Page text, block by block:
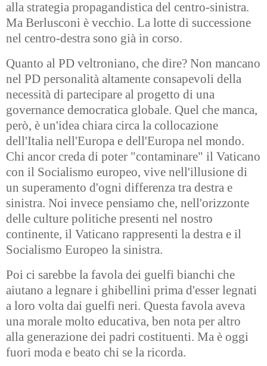
alla strategia propagandistica del centro-sinistra.
Ma Berlusconi è vecchio. La lotte di successione
nel centro-destra sono già in corso.
Quanto al PD veltroniano, che dire? Non mancano
nel PD personalità altamente consapevoli della
necessità di partecipare al progetto di una
governance democratica globale. Quel che manca,
però, è un'idea chiara circa la collocazione
dell'Italia nell'Europa e dell'Europa nel mondo.
Chi ancor creda di poter "contaminare" il Vaticano
con il Socialismo europeo, vive nell'illusione di
un superamento d'ogni differenza tra destra e
sinistra. Noi invece pensiamo che, nell'orizzonte
delle culture politiche presenti nel nostro
continente, il Vaticano rappresenti la destra e il
Socialismo Europeo la sinistra.
Poi ci sarebbe la favola dei guelfi bianchi che
aiutano a legnare i ghibellini prima d'esser legnati
a loro volta dai guelfi neri. Questa favola aveva
una morale molto educativa, ben nota per altro
alla generazione dei padri costituenti. Ma è oggi
fuori moda e beato chi se la ricorda.